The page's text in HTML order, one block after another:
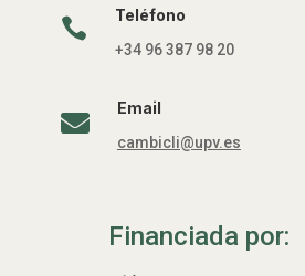
 Teléfono
+34 96 387 98 20

Email
cambicli@upv.es
Financiada por: